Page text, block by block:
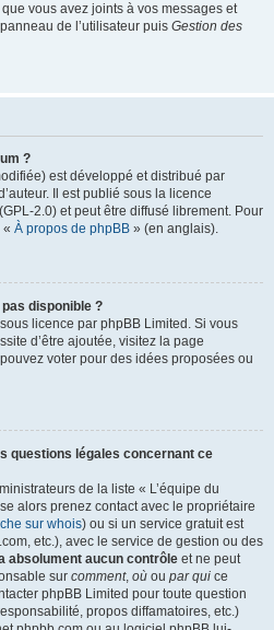
vous avez joints à vos messages et
de l’utilisateur puis Gestion des
?
est développé et distribué par
Il est publié sous la licence
2.0) et peut être diffusé librement. Pour
« À propos de phpBB » (en anglais).
disponible ?
licence par phpBB Limited. Si vous
d’être ajoutée, visitez la page
voter pour des idées proposées ou
questions légales concernant ce
de la liste « L’équipe du
alors prenez contact avec le propriétaire
sur whois) ou si un service gratuit est
etc.), avec le service de gestion ou des
absolument aucun contrôle et ne peut
sur comment, où ou par qui ce
phpBB Limited pour toute question
propos diffamatoires, etc.)